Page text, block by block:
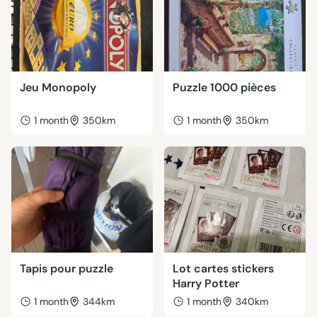
Jeu Monopoly
1 month 350km
Puzzle 1000 pièces
1 month 350km
Tapis pour puzzle
1 month 344km
Lot cartes stickers
Harry Potter
1 month 340km